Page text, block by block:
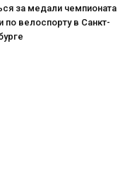
за медали чемпионата
по велоспорту в Санкт-